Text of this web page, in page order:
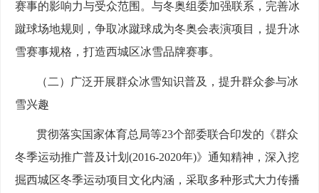
赛事的影响力与受众范围。与冬奥组委加强联系，完善冰
蹴球场地规则，争取冰蹴球成为冬奥会表演项目，提升冰
雪赛事规格，打造西城区冰雪品牌赛事。
（二）广泛开展群众冰雪知识普及，提升群众参与冰
雪兴趣
贯彻落实国家体育总局等23个部委联合印发的《群众
冬季运动推广普及计划(2016-2020年)》通知精神，深入挖
掘西城区冬季运动项目文化内涵，采取多种形式大力传播